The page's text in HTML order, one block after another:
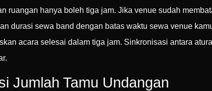
ruangan hanya boleh tiga jam. Jika venue sudah
durasi sewa band dengan batas waktu sewa venue
acara selesai dalam tiga jam. Sinkronisasi antara
Jumlah Tamu Undangan